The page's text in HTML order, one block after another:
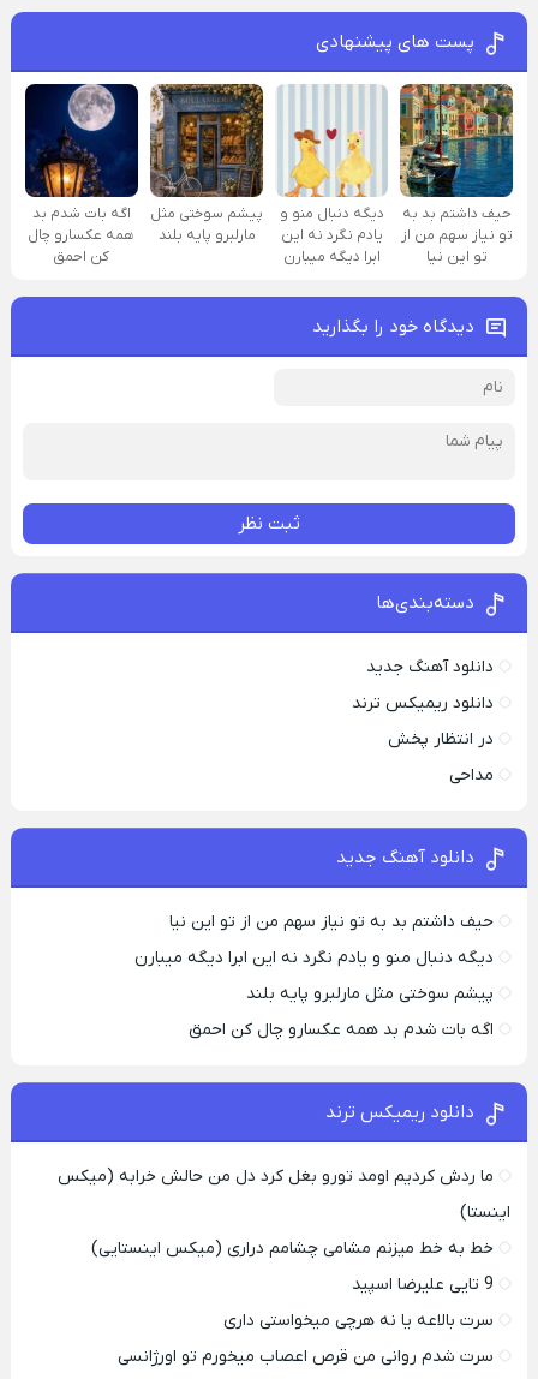
پست های پیشنهادی
حیف داشتم بد به
تو نیاز سهم من از
تو این نیا
دیگه دنبال منو و
یادم نگرد نه این
ابرا دیگه میبارن
پیشم سوختی مثل
مارلبرو پایه بلند
اگه بات شدم بد
همه عکسارو چال
کن احمق
دیدگاه خود را بگذارید
ثبت نظر
دسته‌بندی‌ها
دانلود آهنگ جدید
دانلود ریمیکس ترند
در انتظار پخش
مداحی
دانلود آهنگ جدید
حیف داشتم بد به تو نیاز سهم من از تو این نیا
دیگه دنبال منو و یادم نگرد نه این ابرا دیگه میبارن
پیشم سوختی مثل مارلبرو پایه بلند
اگه بات شدم بد همه عکسارو چال کن احمق
دانلود ریمیکس ترند
ما ردش کردیم اومد تورو بغل کرد دل من حالش خرابه (میکس
اینستا)
خط به خط میزنم مشامی چشامم دراری (میکس اینستایی)
9 تایی علیرضا اسپید
سرت بالاعه یا نه هرچی میخواستی داری
سرت شدم روانی من قرص اعصاب میخورم تو اورژانسی